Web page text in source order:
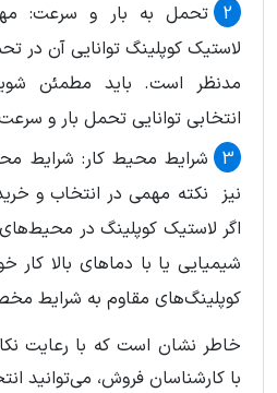
تحمل به بار و سرعت:
لاستیک کوپلینگ توانایی آن در
مدنظر است. باید مطمئن
انتخابی توانایی تحمل بار و
شرایط محیط کار: شرایط
نیز نکته مهمی در انتخاب و
اگر لاستیک کوپلینگ در
شیمیایی یا با دماهای بالا کار
کوپلینگ‌های مقاوم به شرایط
خاطر نشان است که با رعایت
با کارشناسان فروش، می‌توانید